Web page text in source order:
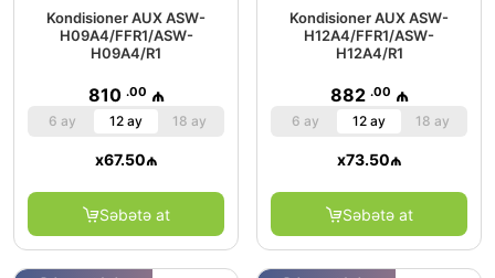
Kondisioner AUX ASW-
H09A4/FFR1/ASW-
H09A4/R1
810 .00 ₼
6 ay 12 ay 18 ay
x67.50₼
Səbətə at
Kondisioner AUX ASW-
H12A4/FFR1/ASW-
H12A4/R1
882 .00 ₼
6 ay 12 ay 18 ay
x73.50₼
Səbətə at